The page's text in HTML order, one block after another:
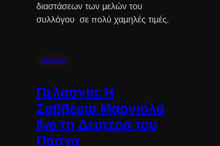
διαστάσεων των μελών του
συλλόγου σε πολύ χαμηλές τιμές.
Agenda
Πελασγία: Η
Σαββέρια Μαργιολά
live τη Δευτέρα του
Πάσχα